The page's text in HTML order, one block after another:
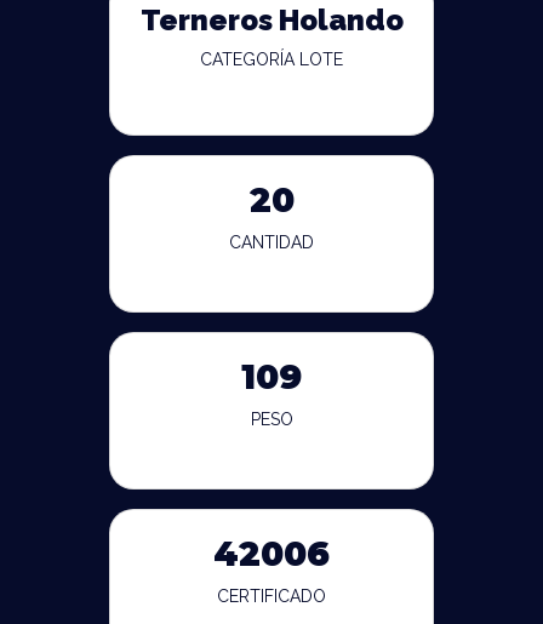
Terneros Holando
CATEGORÍA LOTE
20
CANTIDAD
109
PESO
42006
CERTIFICADO